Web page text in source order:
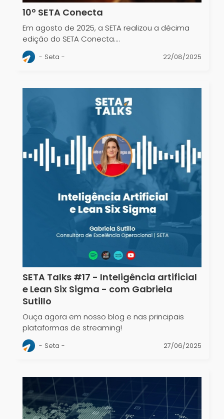
10º SETA Conecta
Em agosto de 2025, a SETA realizou a décima
edição do SETA Conecta....
- Seta - 22/08/2025
SETA Talks #17 - Inteligência artificial
e Lean Six Sigma - com Gabriela
Sutillo
Ouça agora em nosso blog e nas principais
plataformas de streaming!
- Seta - 27/06/2025